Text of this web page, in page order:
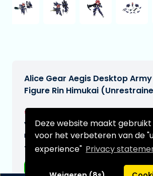
Deze website maakt
voor het verbeteren van de
experience" Privacy
Alice Gear Aegis Desktop
Figure Rin Himukai
€82,95
Verwachtte leverdatum:
n.v.t.
Type: